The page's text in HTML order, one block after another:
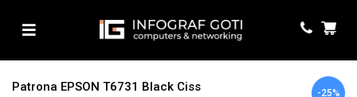
Patrona EPSON T6731 Black Ciss -25%